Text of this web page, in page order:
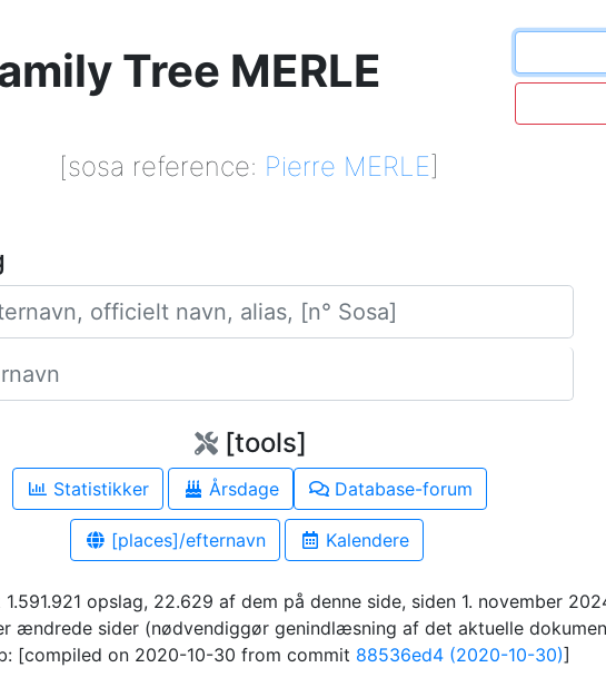
Tree MERLE
[sosa reference: Pierre MERLE
Efternavn
[tools]
Statistikker Årsdage Database-forum
[places]/efternavn Kalendere
opslag, 22.629 af dem på denne side, siden 1. november
ændrede sider (nødvendiggør genindlæsning af det aktuelle
[compiled on 2020-10-30 from commit 88536ed4 (2020-10-30)]